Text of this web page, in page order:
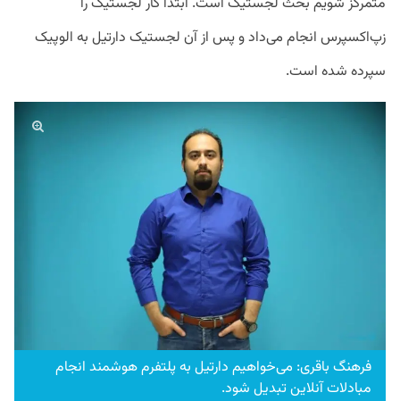
زپ‌اکسپرس انجام می‌داد و پس از آن لجستیک دارتیل به الوپیک
سپرده شده است.
فرهنگ باقری: می‌خواهیم دارتیل به پلتفرم هوشمند انجام
مبادلات آنلاین تبدیل شود.